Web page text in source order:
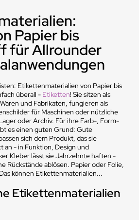
Papier bis
für Allrounder
Etikettenmaterialien von Papier bis
überall - Etiketten! Sie sitzen als
und Fabrikaten, fungieren als
für Maschinen oder nützliche
oder Archiv. Für ihre Farb-, Form-
es einen guten Grund: Gute
sich dem Produkt, das sie
an - in Funktion, Design und
Kleber lässt sie Jahrzehnte haften -
Rückstände ablösen. Papier oder Folie,
können Etikettenmaterialien...
Etikettenmaterialien